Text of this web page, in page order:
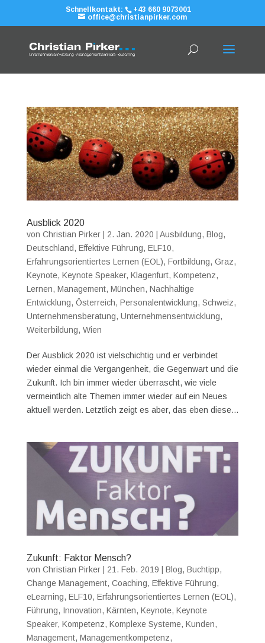
Schnellkontakt:
+43 660 9073001
office@christianpirker.com
Ausblick 2020
von Christian Pirker| 2. Jan. 2020 Ausbildung, Blog,
Deutschland, Effektive Führung, ELF10,
Erfahrungsorientiertes Lernen (EOL), Fortbildung, Graz,
Keynote, Keynote Speaker, Klagenfurt, Kompetenz,
Lernen, Management, München, Nachhaltige
Entwicklung, Österreich, Personalentwicklung, Schweiz,
Unternehmensberatung, Unternehmensentwicklung,
Weiterbildung, Wien
Der Ausblick 2020 ist vielschichtig und er verbindet
wieder einmal die Vergangenheit, die Gegenwart und die
Zukunft. Ich bin immer wieder überrascht, wie viele
vermeintlich alte Themen immer wieder auf ein Neues
aktuell werden. Letztlich zeigt es aber, das eben diese...
Zukunft: Faktor Mensch?
von Christian Pirker| 21. Feb. 2019 | Blog, Buchtipp,
Change Management, Coaching, Effektive Führung,
eLearning, ELF10, Erfahrungsorientiertes Lernen (EOL),
Führung, Innovation, Kärnten, Keynote, Keynote
Speaker, Kompetenz, Komplexe Systeme, Kunden,
Management, Managementkompetenz,